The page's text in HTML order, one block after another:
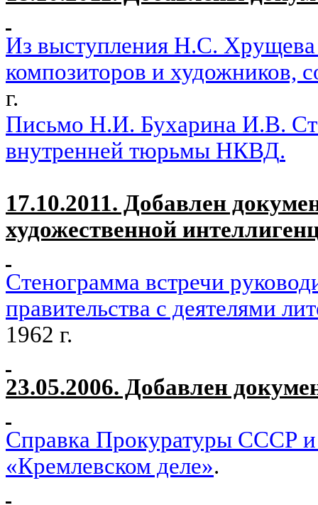
Из выступления Н.С. Хрущева
композиторов и
г.
Письмо Н.И. Бухарина И.В.
внутренней тюрьмы НКВД.
17.10.2011. Добавлен
художественной
Стенограмма встречи
правительства с деятелями
1962 г.
23.05.2006. Добавлен
Справка Прокуратуры СССР
«Кремлевском деле».